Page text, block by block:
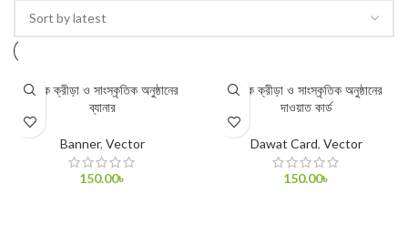
বার্ষিক ক্রীড়া ও সাংস্কৃতিক অনুষ্ঠানের
ব্যানার
Banner, Vector
150.00৳
বার্ষিক ক্রীড়া ও সাংস্কৃতিক অনুষ্ঠানের
দাওয়াত কার্ড
Dawat Card, Vector
150.00৳